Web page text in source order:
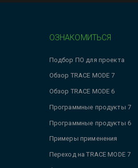
ОЗНАКОМИТЬСЯ
Подбор ПО для проекта
Обзор TRACE MODE 7
Обзор TRACE MODE 6
Программные продукты 7
Программные продукты 6
Примеры применения
Переход на TRACE MODE 7